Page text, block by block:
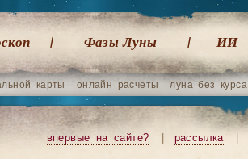
Фазы Луны ИИ
карты онлайн расчеты луна без курса
впервые на сайте? рассылка